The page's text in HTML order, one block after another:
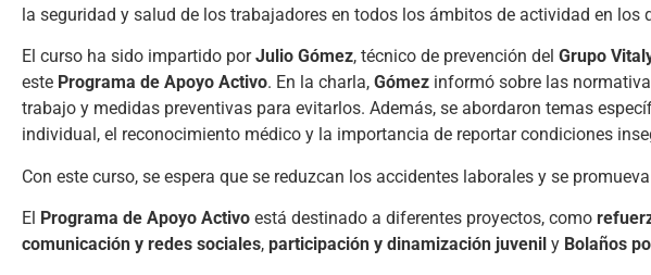
la seguridad y salud de los trabajadores en todos los ámbitos de actividad en
El curso ha sido impartido porJulio Gómez, técnico de prevención del Grupo
este Programa de Apoyo Activo. En la charla, Gómez informó sobre las
trabajo y medidas preventivas para evitarlos. Además, se abordaron temas
individual, el reconocimiento médico y la importancia de reportar condiciones
Con este curso, se espera que se reduzcan los accidentes laborales y se
El Programa de Apoyo Activo está destinado a diferentes proyectos, como
comunicación y redes sociales, participación y dinamización juvenil y Bolaños